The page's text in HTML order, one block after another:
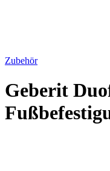
Zubehör
Geberit